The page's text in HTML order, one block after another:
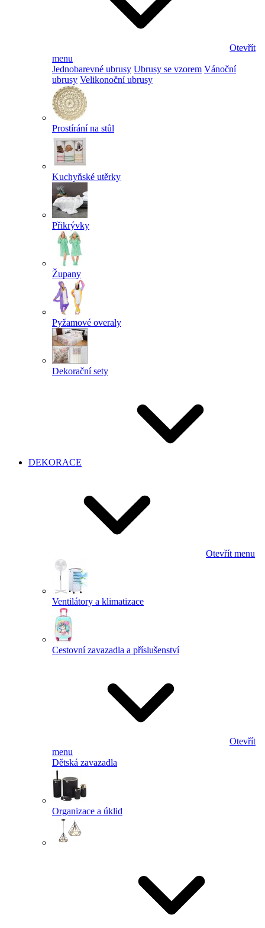
Otevřít
menu
Jednobarevné ubrusy Ubrusy se vzorem Vánoční
ubrusy Velikonoční ubrusy
Prostírání na stůl
Kuchyňské utěrky
Přikrývky
Župany
Pyžamové overaly
Dekorační sety
DEKORACE
Otevřít menu
Ventilátory a klimatizace
Cestovní zavazadla a příslušenství
Otevřít
menu
Dětská zavazadla
Organizace a úklid